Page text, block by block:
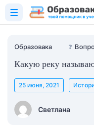
Образовака ❓
Какую реку
Светлана
25 июня, 2021